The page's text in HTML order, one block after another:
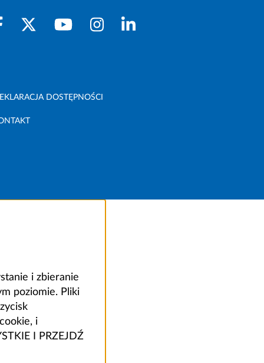
DOSTĘPNOŚCI
i zbieranie
poziomie. Pliki
i
I PRZEJDŹ